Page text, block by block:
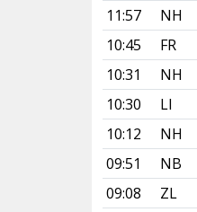
11:57
NH
10:45
FR
10:31
NH
10:30
LI
10:12
NH
09:51
NB
09:08
ZL